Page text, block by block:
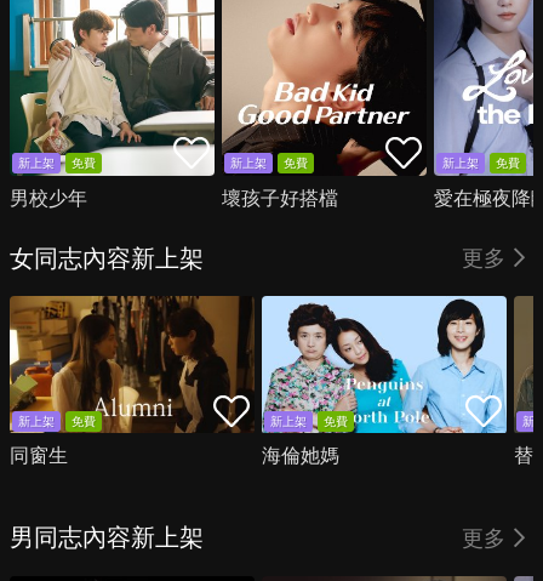
新上架 免費
男校少年
新上架 免費
壞孩子好搭檔
新上架 免費
愛在極夜降
女同志內容新上架 更多
新上架 免費
同窗生
新上架 免費
海倫她媽
新
替
男同志內容新上架 更多